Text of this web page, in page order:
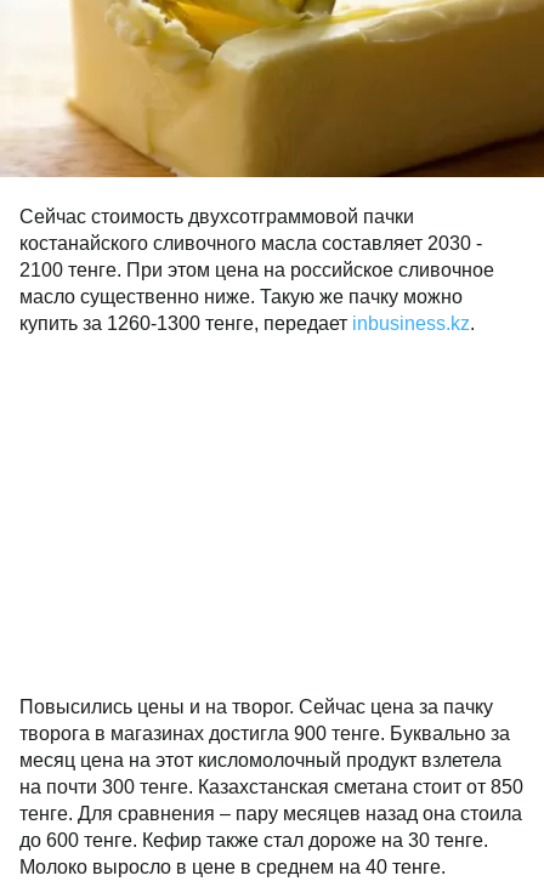
Сейчас стоимость двухсотграммовой пачки
костанайского сливочного масла составляет 2030 -
2100 тенге. При этом цена на российское сливочное
масло существенно ниже. Такую же пачку можно
купить за 1260-1300 тенге, передает inbusiness.kz.
Повысились цены и на творог. Сейчас цена за пачку
творога в магазинах достигла 900 тенге. Буквально за
месяц цена на этот кисломолочный продукт взлетела
на почти 300 тенге. Казахстанская сметана стоит от 850
тенге. Для сравнения – пару месяцев назад она стоила
до 600 тенге. Кефир также стал дороже на 30 тенге.
Молоко выросло в цене в среднем на 40 тенге.